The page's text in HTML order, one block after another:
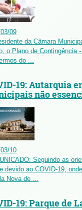
03/09
da Câmara
o Plano de Contingência
do ...
19: Autarquia
não
03/10
Seguindo as
devido ao COVID-19,
Nova de ...
19: Parque de